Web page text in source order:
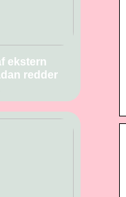
ekstern
redder